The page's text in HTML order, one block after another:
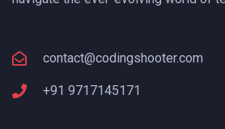
contact@codingshooter.com
+91 9717145171